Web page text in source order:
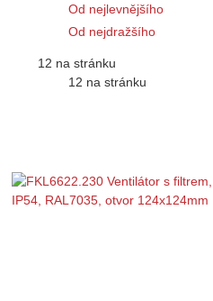
Od nejlevnějšího
Od nejdražšího
12 na stránku
12 na stránku